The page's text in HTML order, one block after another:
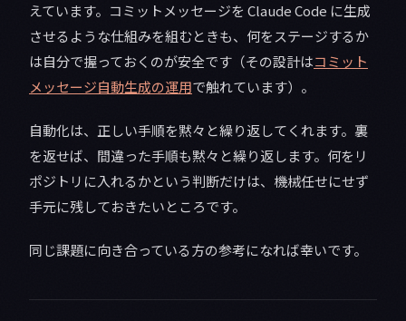
えています。コミットメッセージを Claude Code に生成
させるような仕組みを組むときも、何をステージするか
は自分で握っておくのが安全です（その設計はコミット
メッセージ自動生成の運用で触れています）。
自動化は、正しい手順を黙々と繰り返してくれます。裏
を返せば、間違った手順も黙々と繰り返します。何をリ
ポジトリに入れるかという判断だけは、機械任せにせず
手元に残しておきたいところです。
同じ課題に向き合っている方の参考になれば幸いです。